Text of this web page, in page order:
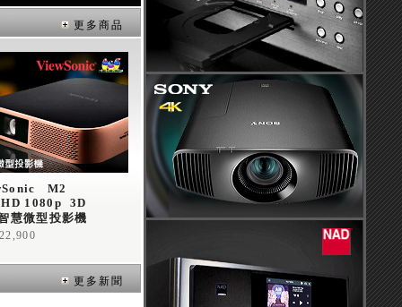
更多商品
M2
1080p  3D
慧微型投影機
更多新聞